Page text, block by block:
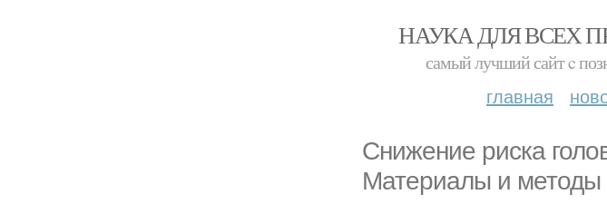
НАУКА ДЛЯ ВСЕХ
самый лучший сайт c
главная
Снижение риска
Материалы и методы